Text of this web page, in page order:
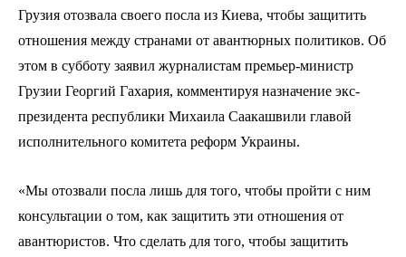
Грузия отозвала своего посла из Киева, чтобы защитить
отношения между странами от авантюрных политиков. Об
этом в субботу заявил журналистам премьер-министр
Грузии Георгий Гахария, комментируя назначение экс-
президента республики Михаила Саакашвили главой
исполнительного комитета реформ Украины.
«Мы отозвали посла лишь для того, чтобы пройти с ним
консультации о том, как защитить эти отношения от
авантюристов. Что сделать для того, чтобы защитить